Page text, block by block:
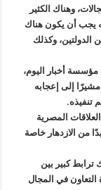
وهناك الكثير
يجب أن يكون هناك
وكذلك
أخبار اليوم،
إلى إعجابه
تنفيذه.
المصرية
من الازدهار خاصة
ترابط كبير بين
التعاون في المجال